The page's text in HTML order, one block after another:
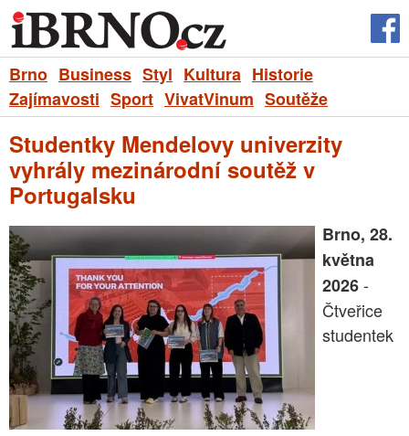
Brno Business Styl Kultura Historie
Zajímavosti Sport VivatVinum Soutěže
Studentky Mendelovy univerzity
vyhrály mezinárodní soutěž v
Portugalsku
Brno, 28.
května
2026-
Čtveřice
studentek